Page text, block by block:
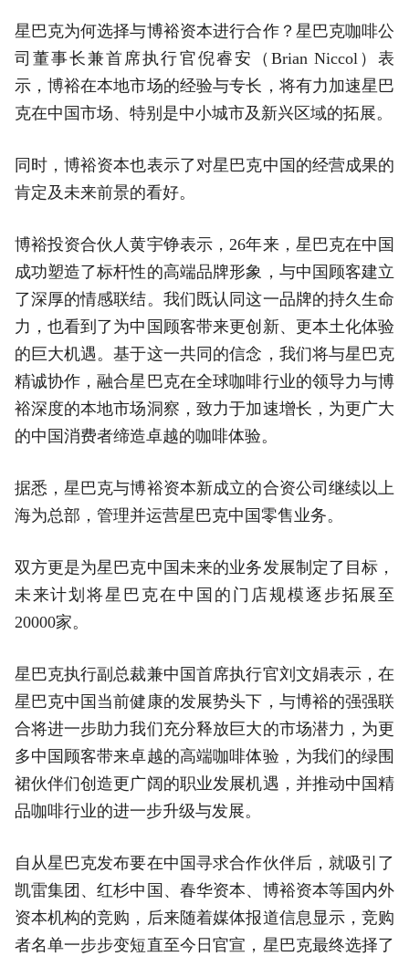
星巴克为何选择与博裕资本进行合作？星巴克咖啡公
司董事长兼首席执行官倪睿安（Brian Niccol）表
示，博裕在本地市场的经验与专长，将有力加速星巴
克在中国市场、特别是中小城市及新兴区域的拓展。
同时，博裕资本也表示了对星巴克中国的经营成果的
肯定及未来前景的看好。
博裕投资合伙人黄宇铮表示，26年来，星巴克在中国
成功塑造了标杆性的高端品牌形象，与中国顾客建立
了深厚的情感联结。我们既认同这一品牌的持久生命
力，也看到了为中国顾客带来更创新、更本土化体验
的巨大机遇。基于这一共同的信念，我们将与星巴克
精诚协作，融合星巴克在全球咖啡行业的领导力与博
裕深度的本地市场洞察，致力于加速增长，为更广大
的中国消费者缔造卓越的咖啡体验。
据悉，星巴克与博裕资本新成立的合资公司继续以上
海为总部，管理并运营星巴克中国零售业务。
双方更是为星巴克中国未来的业务发展制定了目标，
未来计划将星巴克在中国的门店规模逐步拓展至
20000家。
星巴克执行副总裁兼中国首席执行官刘文娟表示，在
星巴克中国当前健康的发展势头下，与博裕的强强联
合将进一步助力我们充分释放巨大的市场潜力，为更
多中国顾客带来卓越的高端咖啡体验，为我们的绿围
裙伙伴们创造更广阔的职业发展机遇，并推动中国精
品咖啡行业的进一步升级与发展。
自从星巴克发布要在中国寻求合作伙伴后，就吸引了
凯雷集团、红杉中国、春华资本、博裕资本等国内外
资本机构的竞购，后来随着媒体报道信息显示，竞购
者名单一步步变短直至今日官宣，星巴克最终选择了